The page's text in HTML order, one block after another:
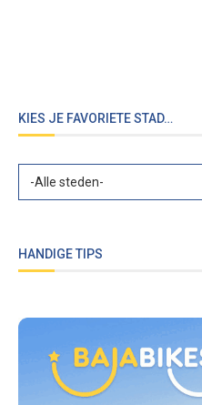
KIES JE FAVORIETE STAD…
HANDIGE TIPS